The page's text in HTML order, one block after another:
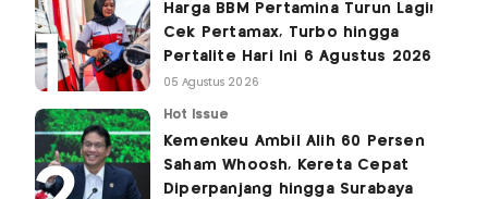
Harga BBM Pertamina Turun Lagi!
Cek Pertamax, Turbo hingga
Pertalite Hari Ini 6 Agustus 2026
05 Agustus 2026
Hot Issue
Kemenkeu Ambil Alih 60 Persen
Saham Whoosh, Kereta Cepat
Diperpanjang hingga Surabaya